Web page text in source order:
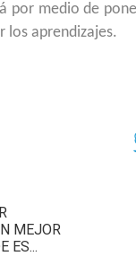
por medio de
los aprendizajes.
MEJOR
ES...